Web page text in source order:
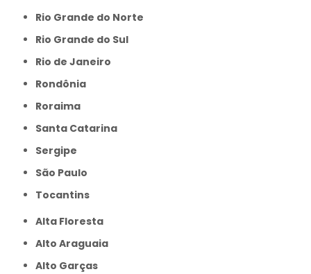
Rio Grande do Norte
Rio Grande do Sul
Rio de Janeiro
Rondônia
Roraima
Santa Catarina
Sergipe
São Paulo
Tocantins
Alta Floresta
Alto Araguaia
Alto Garças